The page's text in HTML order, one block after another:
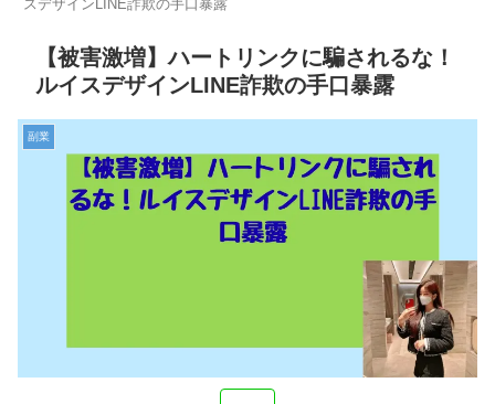
スデザインLINE詐欺の手口暴露
【被害激増】ハートリンクに騙されるな！
ルイスデザインLINE詐欺の手口暴露
副業